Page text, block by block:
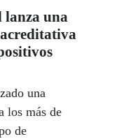
una
una
los más de
de